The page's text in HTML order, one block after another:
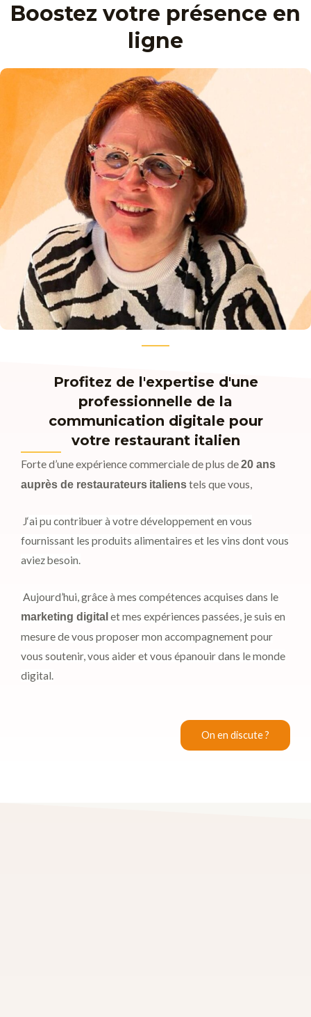
Boostez votre présence en
ligne
Profitez de l'expertise d'une
professionnelle de la
communication digitale pour
votre restaurant italien
Forte d’une expérience commerciale de plus de20 ans
auprès de restaurateurs italienstels que vous,
J‘ai pu contribuer à votre développement en vous
fournissant les produits alimentaires et les vins dont vous
aviez besoin.
Aujourd’hui, grâce à mes compétences acquises dans le
marketing digital et mes expériences passées, jesuis en
mesure de vous proposer mon accompagnement pour
vous soutenir, vous aider et vous épanouir dans le monde
digital.
On en discute ?